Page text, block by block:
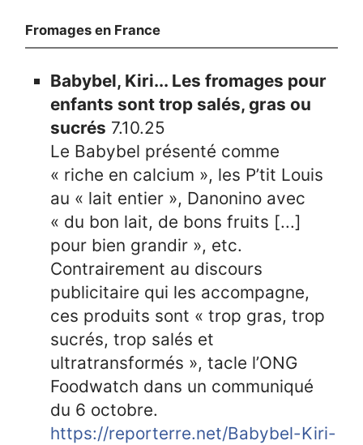
Fromages en France
Babybel, Kiri... Les fromages pour
enfants sont trop salés, gras ou
sucrés 7.10.25
Le Babybel présenté comme
« riche en calcium », les P’tit Louis
au « lait entier », Danonino avec
« du bon lait, de bons fruits [...]
pour bien grandir », etc.
Contrairement au discours
publicitaire qui les accompagne,
ces produits sont « trop gras, trop
sucrés, trop salés et
ultratransformés », tacle l’ONG
Foodwatch dans un communiqué
du 6 octobre.
https://reporterre.net/Babybel-Kiri-